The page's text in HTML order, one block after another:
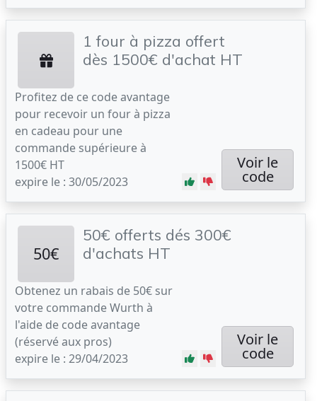
1 four à pizza offert
dès 1500€ d'achat HT
Profitez de ce code avantage
pour recevoir un four à pizza
en cadeau pour une
commande supérieure à
1500€ HT
expire le : 30/05/2023
Voir le
code
50€
50€ offerts dés 300€
d'achats HT
Obtenez un rabais de 50€ sur
votre commande Wurth à
l'aide de code avantage
(réservé aux pros)
expire le : 29/04/2023
Voir le
code